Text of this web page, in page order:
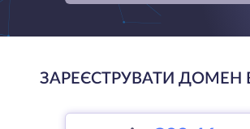
ЗАРЕЄСТРУВАТИ ДОМЕН В